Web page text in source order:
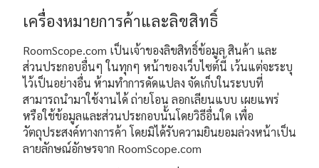
เครื่องหมายการค้าและลิขสิทธิ์
RoomScope.com เป็นเจ้าของลิขสิทธิ์ข้อมูล สินค้า และ
ส่วนประกอบอื่นๆ ในทุกๆ หน้าของเว็บไซต์นี้ เว้นแต่จะระบุ
ไว้เป็นอย่างอื่น ห้ามทำการดัดแปลง จัดเก็บในระบบที่
สามารถนำมาใช้งานได้ ถ่ายโอน ลอกเลียนแบบ เผยแพร่
หรือใช้ข้อมูลและส่วนประกอบนั้นโดยวิธีอื่นใด เพื่อ
วัตถุประสงค์ทางการค้า โดยมิได้รับความยินยอมล่วงหน้าเป็น
ลายลักษณ์อักษรจาก RoomScope.com